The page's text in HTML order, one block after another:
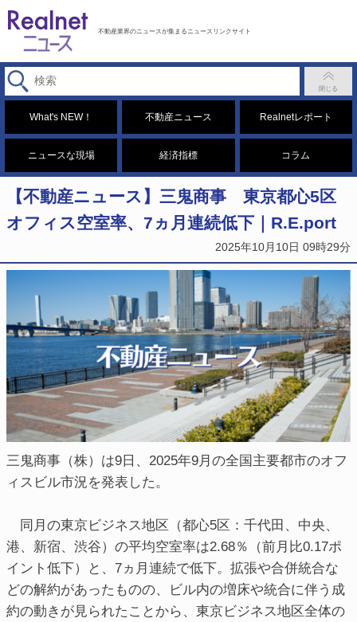
不動産業界のニュースが集まるニュースリンクサイト
What's NEW！ 不動産ニュース Realnetレポート
ニュースな現場 経済指標 コラム
【不動産ニュース】三鬼商事 東京都心5区
オフィス空室率、7ヵ月連続低下｜R.E.port
2025年10月10日 09時29分
三鬼商事（株）は9日、2025年9月の全国主要都市のオフ
ィスビル市況を発表した。
同月の東京ビジネス地区（都心5区：千代田、中央、
港、新宿、渋谷）の平均空室率は2.68％（前月比0.17ポ
イント低下）と、7ヵ月連続で低下。拡張や合併統合な
どの解約があったものの、ビル内の増床や統合に伴う成
約の動きが見られたことから、東京ビジネス地区全体の